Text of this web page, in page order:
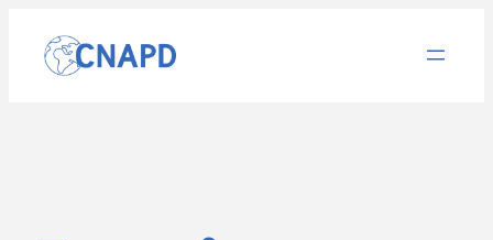
contenu